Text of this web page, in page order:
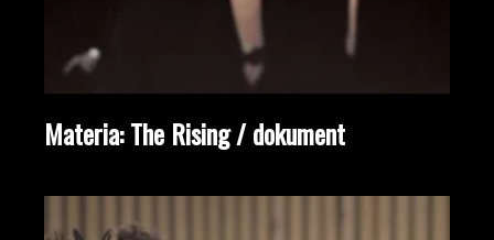
Materia: The Rising / dokument